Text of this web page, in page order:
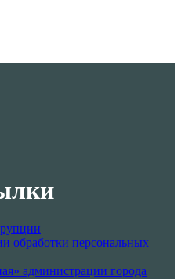
обработки персональных
администрации города